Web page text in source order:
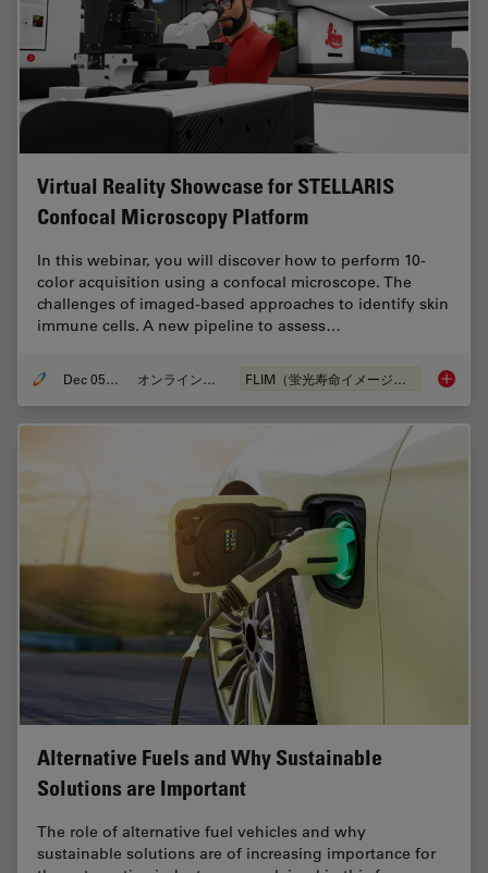
Virtual Reality Showcase for STELLARIS
Confocal Microscopy Platform
In this webinar, you will discover how to perform 10-
color acquisition using a confocal microscope. The
challenges of imaged-based approaches to identify skin
immune cells. A new pipeline to assess…
Dec 05, 2022 オンラインセミナー FLIM（蛍光寿命イメージング顕微鏡法） Virtual
Alternative Fuels and Why Sustainable
Solutions are Important
The role of alternative fuel vehicles and why
sustainable solutions are of increasing importance for